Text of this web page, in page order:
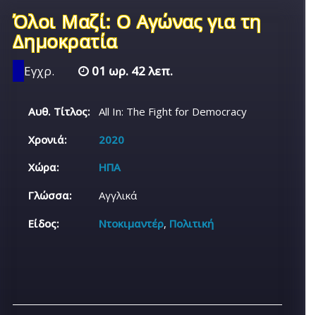
Όλοι Μαζί: Ο Αγώνας για τη
Δημοκρατία
Εγχρ. 01 ωρ. 42 λεπ.
Αυθ. Τίτλος:
All In: The Fight for Democracy
Χρονιά:
2020
Χώρα:
ΗΠΑ
Γλώσσα:
Αγγλικά
Είδος:
Ντοκιμαντέρ, Πολιτική